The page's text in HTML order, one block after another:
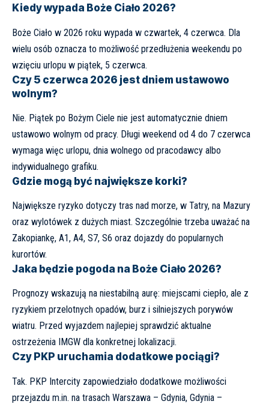
Kiedy wypada Boże Ciało 2026?
Boże Ciało w 2026 roku wypada w czwartek, 4 czerwca. Dla
wielu osób oznacza to możliwość przedłużenia weekendu po
wzięciu urlopu w piątek, 5 czerwca.
Czy 5 czerwca 2026 jest dniem ustawowo
wolnym?
Nie. Piątek po Bożym Ciele nie jest automatycznie dniem
ustawowo wolnym od pracy. Długi weekend od 4 do 7 czerwca
wymaga więc urlopu, dnia wolnego od pracodawcy albo
indywidualnego grafiku.
Gdzie mogą być największe korki?
Największe ryzyko dotyczy tras nad morze, w Tatry, na Mazury
oraz wylotówek z dużych miast. Szczególnie trzeba uważać na
Zakopiankę, A1, A4, S7, S6 oraz dojazdy do popularnych
kurortów.
Jaka będzie pogoda na Boże Ciało 2026?
Prognozy wskazują na niestabilną aurę: miejscami ciepło, ale z
ryzykiem przelotnych opadów, burz i silniejszych porywów
wiatru. Przed wyjazdem najlepiej sprawdzić aktualne
ostrzeżenia IMGW dla konkretnej lokalizacji.
Czy PKP uruchamia dodatkowe pociągi?
Tak. PKP Intercity zapowiedziało dodatkowe możliwości
przejazdu m.in. na trasach Warszawa – Gdynia, Gdynia –